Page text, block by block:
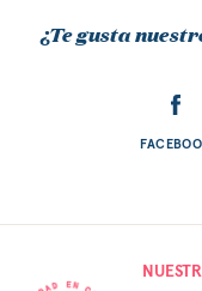
¿Te gusta